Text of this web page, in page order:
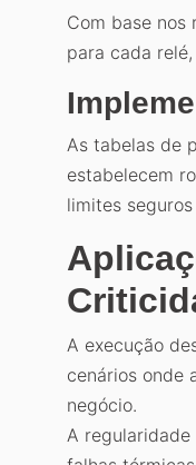
Com base nos
para cada
As tabelas de
estabelecem
limites
A execução
cenários onde
negócio.
A